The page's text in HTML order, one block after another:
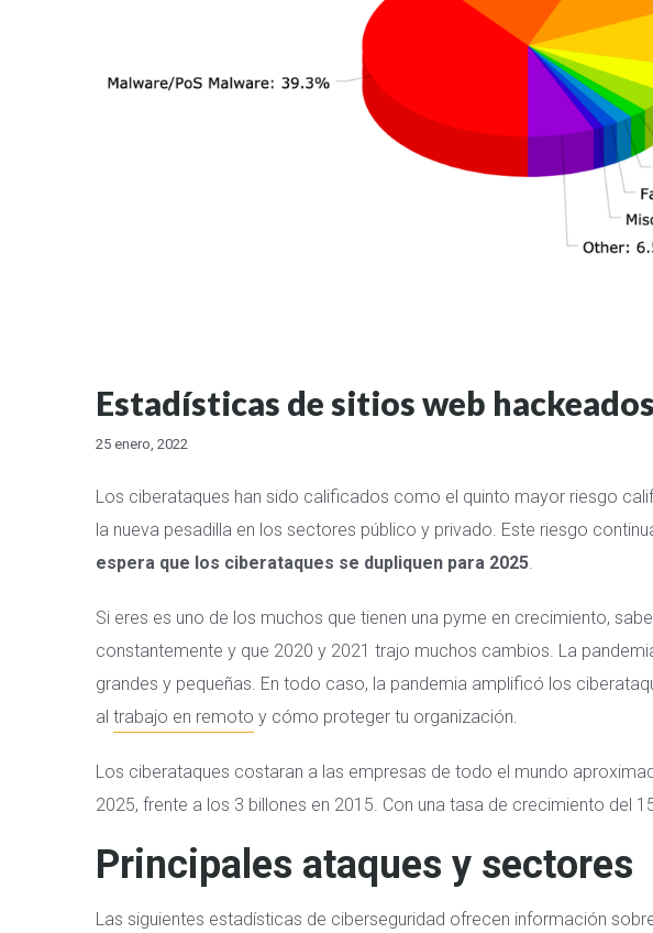
Estadísticas de sitios web
25 enero, 2022
Los ciberataques han sido calificados como el quinto mayor riesgo
la nueva pesadilla en los sectores público y privado. Este riesgo
espera que los ciberataques se dupliquen para 2025
Si eres es uno de los muchos que tienen una pyme en crecimiento,
constantemente y que 2020 y 2021 trajo muchos cambios. La
grandes y pequeñas. En todo caso, la pandemia amplificó los
al trabajo en remoto y cómo proteger tu organización.
Los ciberataques costaran a las empresas de todo el mundo
2025, frente a los 3 billones en 2015. Con una tasa de crecimiento del
Principales ataques y sectores
Las siguientes estadísticas de ciberseguridad ofrecen información